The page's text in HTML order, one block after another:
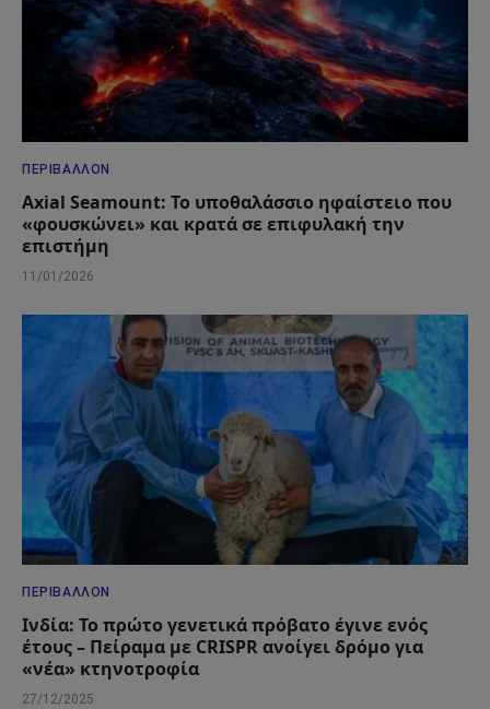
ΠΕΡΙΒΆΛΛΟΝ
Axial Seamount: Το υποθαλάσσιο ηφαίστειο που
«φουσκώνει» και κρατά σε επιφυλακή την
επιστήμη
11/01/2026
ΠΕΡΙΒΆΛΛΟΝ
Ινδία: Το πρώτο γενετικά πρόβατο έγινε ενός
έτους – Πείραμα με CRISPR ανοίγει δρόμο για
«νέα» κτηνοτροφία
27/12/2025